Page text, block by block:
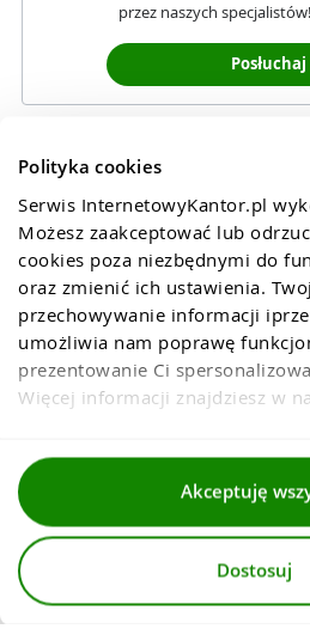
Polityka cookies
Serwis InternetowyKantor.pl
Możesz zaakceptować lub
cookies poza niezbędnymi do
oraz zmienić ich ustawienia.
przechowywanie informacji
umożliwia nam poprawę
prezentowanie Ci
Więcej informacji znajdziesz w
Akceptuję
Dostosuj
przez naszych specjalistów!
Posłuchaj
Dla